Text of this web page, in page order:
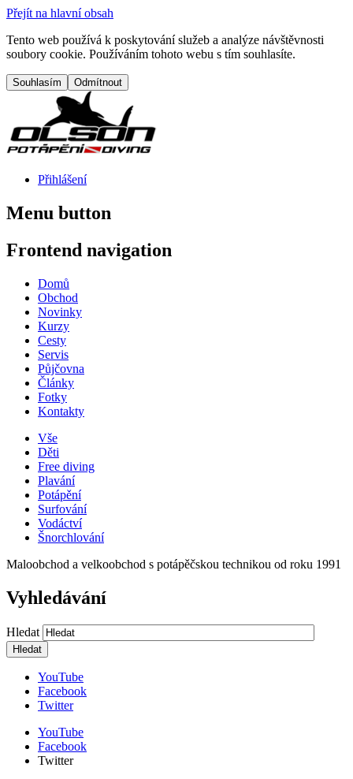
Přejít na hlavní obsah
Tento web používá k poskytování služeb a analýze návštěvnosti
soubory cookie. Používáním tohoto webu s tím souhlasíte.
Přihlášení
Menu button
Frontend navigation
Domů
Obchod
Novinky
Kurzy
Cesty
Servis
Půjčovna
Články
Fotky
Kontakty
Vše
Děti
Free diving
Plavání
Potápění
Surfování
Vodáctví
Šnorchlování
Maloobchod a velkoobchod s potápěčskou technikou od roku 1991
Vyhledávání
Hledat
YouTube
Facebook
Twitter
YouTube
Facebook
Twitter